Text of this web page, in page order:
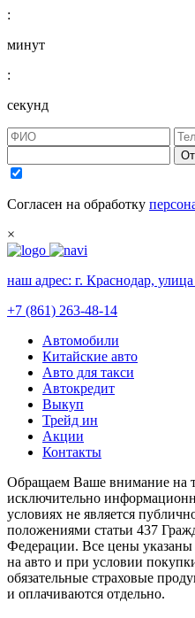
:
минут
:
секунд
Согласен на обработку
×
наш адрес: г. Краснодар,
+7 (861) 263-48-14
Автомобили
Китайские авто
Авто для такси
Автокредит
Выкуп
Трейд ин
Акции
Контакты
Обращаем Ваше внимание на
исключительно
условиях не является
положениями статьи 437
Федерации. Все цены
на авто и при условии
обязательные страховые
и оплачиваются отдельно.